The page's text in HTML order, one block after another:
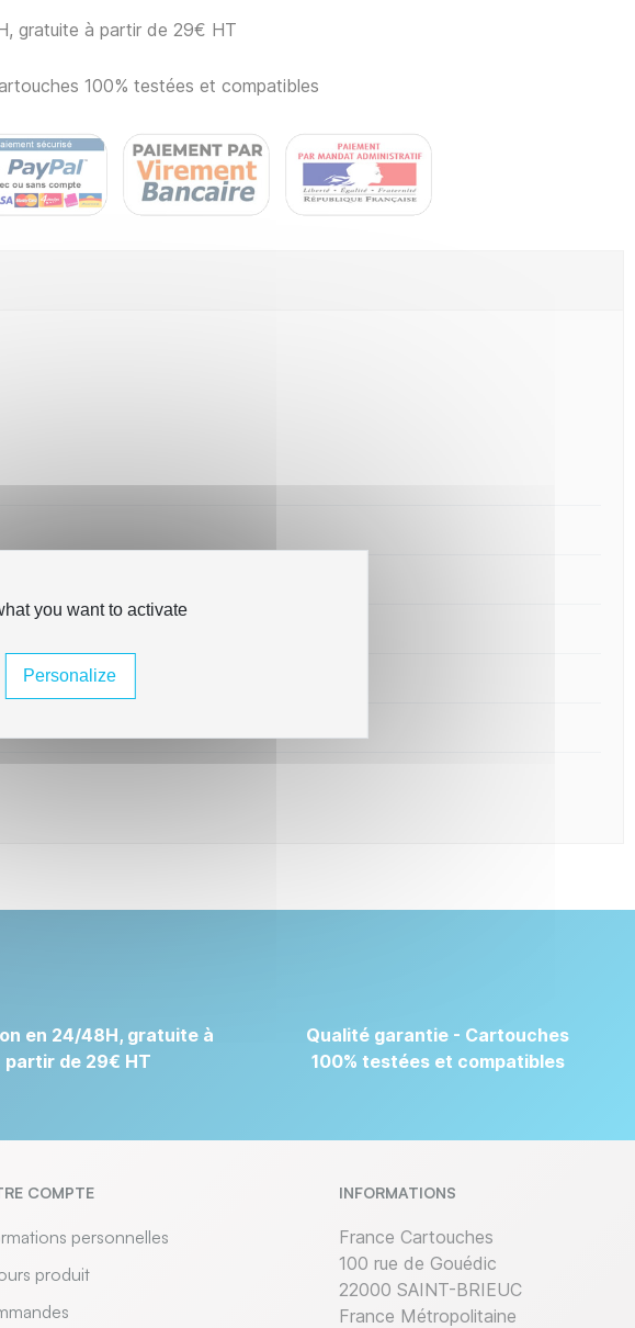
gratuite à partir de 29€ HT
100% testées et compatibles
en 24/48H, gratuite à
partir de 29€ HT
Qualité garantie - Cartouches
100% testées et compatibles
COMPTE
personnelles
produit
INFORMATIONS
France Cartouches
100 rue de Gouédic
22000 SAINT-BRIEUC
France Métropolitaine
you want to activate
Personalize